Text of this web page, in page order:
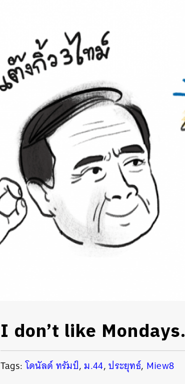
I don’t like Mondays.
Tags:โดนัลด์ ทรัมป์,ม.44,ประยุทธ์, Miew8